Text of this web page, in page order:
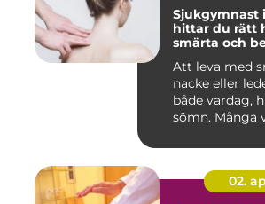
Sjukgymnast i
hittar du rätt
smärta och
Att leva med
nacke eller
både vardag,
sömn. Många
02.